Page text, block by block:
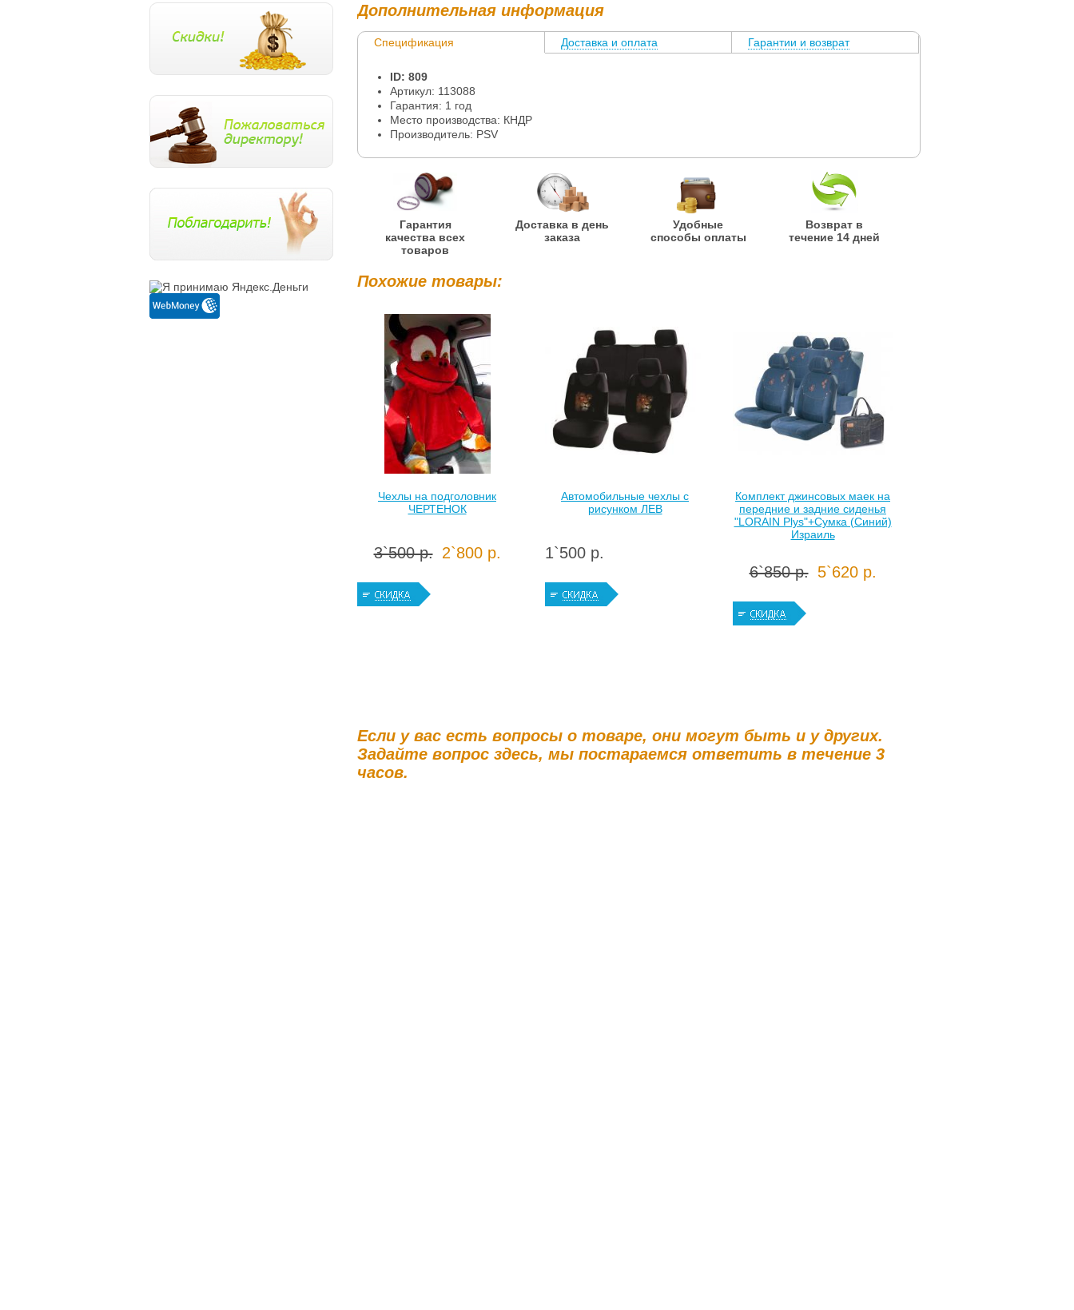
Дополнительная информация
Спецификация Доставка и оплата
Гарантии и возврат
ID: 809
Артикул: 113088
Гарантия: 1 год
Место производства: КНДР
Производитель: PSV
Гарантия
качества всех
товаров
Доставка в день
заказа
Удобные
способы оплаты
Возврат в
течение 14 дней
Похожие товары:
Чехлы на подголовник
ЧЕРТЕНОК
3`500 р. 2`800 р.
Автомобильные чехлы c
рисунком ЛЕВ
1`500 р.
Комплект джинсовых маек на
передние и задние сиденья
"LORAIN Plys"+Сумка (Синий)
Израиль
6`850 р. 5`620 р.
Если у вас есть вопросы о товаре, они могут быть и у других.
Задайте вопрос здесь, мы постараемся ответить в течение 3
часов.